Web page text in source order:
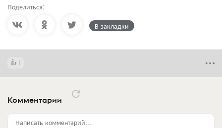
Поделиться:
В закладки
1
Комментарии
Написать комментарий...